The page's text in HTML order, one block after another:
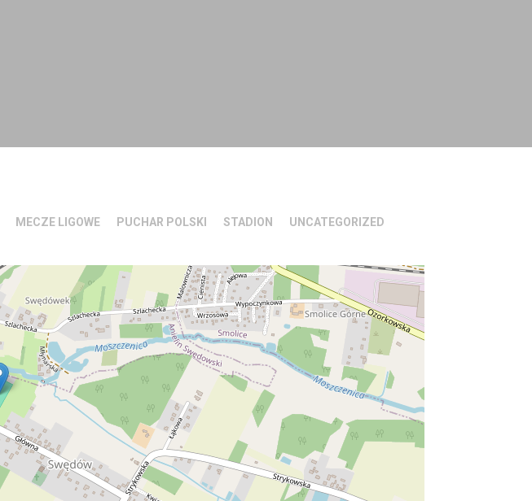
MECZE LIGOWE PUCHAR POLSKI STADION UNCATEGORIZED
21 maja, 2022
HURAGAN SWĘDÓW VS BORUTA II ZGIERZ
7 maja, 2022